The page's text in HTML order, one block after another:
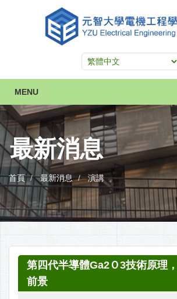
MENU
最新消息
首頁 最新消息 演講
第四代半導體Ga2Ｏ3技術原理
前景